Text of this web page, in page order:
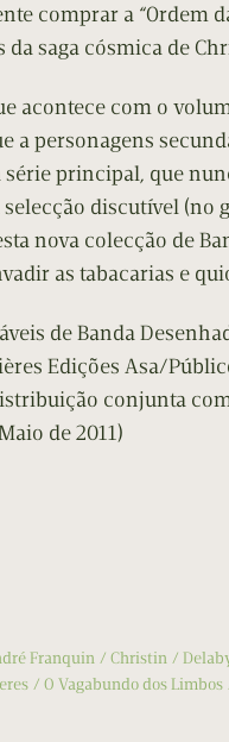
comprar a “Ordem
saga cósmica de
acontece com o
a personagens
principal, que
selecção discutível
nova colecção de
as tabacarias e
de Banda
Edições Asa/
conjunta
de 2011)
Franquin Christin
O Vagabundo dos Limbos